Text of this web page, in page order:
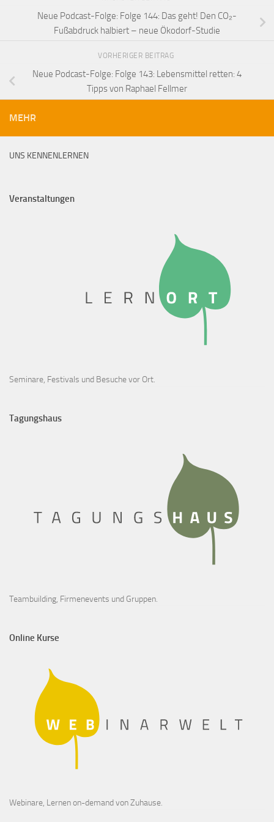
Neue Podcast-Folge: Folge 144: Das geht! Den CO₂-
Fußabdruck halbiert – neue Ökodorf-Studie
VORHERIGER BEITRAG
Neue Podcast-Folge: Folge 143: Lebensmittel retten: 4
Tipps von Raphael Fellmer
MEHR
UNS KENNENLERNEN
Veranstaltungen
Seminare, Festivals und Besuche vor Ort.
Tagungshaus
Teambuilding, Firmenevents und Gruppen.
Online Kurse
Webinare, Lernen on-demand von Zuhause.